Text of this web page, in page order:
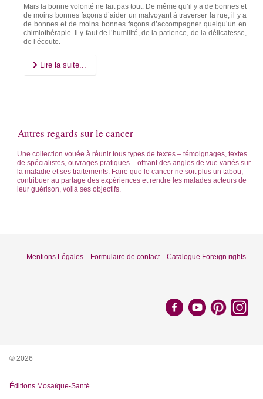
Mais la bonne volonté ne fait pas tout. De même qu’il y a de bonnes et
de moins bonnes façons d’aider un malvoyant à traverser la rue, il y a
de bonnes et de moins bonnes façons d’accompagner quelqu’un en
chimiothérapie. Il y faut de l’humilité, de la patience, de la délicatesse,
de l’écoute.
Lire la suite...
Autres regards sur le cancer
Une collection vouée à réunir tous types de textes – témoignages, textes
de spécialistes, ouvrages pratiques – offrant des angles de vue variés sur
la maladie et ses traitements. Faire que le cancer ne soit plus un tabou,
contribuer au partage des expériences et rendre les malades acteurs de
leur guérison, voilà ses objectifs.
Mentions Légales Formulaire de contact Catalogue Foreign rights
© 2026
Éditions Mosaïque-Santé